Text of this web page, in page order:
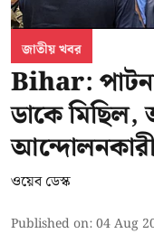
জাতীয় খবর
Bihar:
ডাকে মিছিল,
ওয়েব ডেস্ক
Published on:04 Aug